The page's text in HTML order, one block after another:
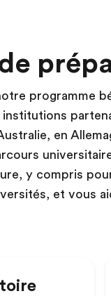
programme
en
y compris
et vous